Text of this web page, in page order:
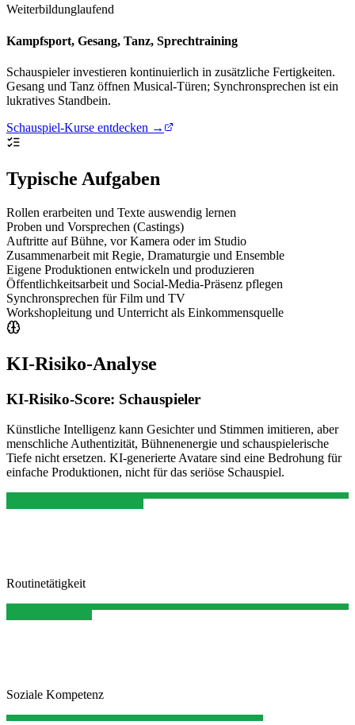
Weiterbildunglaufend
Kampfsport, Gesang, Tanz, Sprechtraining
Schauspieler investieren kontinuierlich in zusätzliche Fertigkeiten.
Gesang und Tanz öffnen Musical-Türen; Synchronsprechen ist ein
lukratives Standbein.
Schauspiel-Kurse entdecken →
Typische Aufgaben
Rollen erarbeiten und Texte auswendig lernen
Proben und Vorsprechen (Castings)
Auftritte auf Bühne, vor Kamera oder im Studio
Zusammenarbeit mit Regie, Dramaturgie und Ensemble
Eigene Produktionen entwickeln und produzieren
Öffentlichkeitsarbeit und Social-Media-Präsenz pflegen
Synchronsprechen für Film und TV
Workshopleitung und Unterricht als Einkommensquelle
KI-Risiko-Analyse
KI-Risiko-Score: Schauspieler
Künstliche Intelligenz kann Gesichter und Stimmen imitieren, aber
menschliche Authentizität, Bühnenenergie und schauspielerische
Tiefe nicht ersetzen. KI-generierte Avatare sind eine Bedrohung für
einfache Produktionen, nicht für das seriöse Schauspiel.
Routinetätigkeit
Soziale Kompetenz